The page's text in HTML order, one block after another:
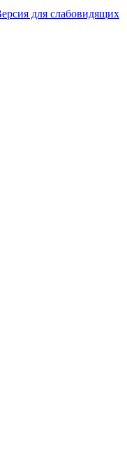
для слабовидящих